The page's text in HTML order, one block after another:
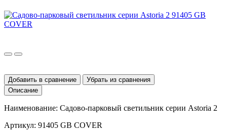
Добавить в сравнение
Убрать из сравнения
Описание
Наименование: Садово-парковый светильник серии Astoria 2
Артикул: 91405 GB COVER